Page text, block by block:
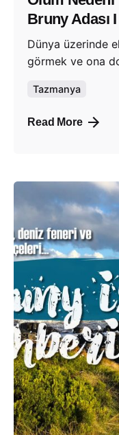
Bruny Adası
Dünya üzerinde
görmek ve ona
Tazmanya
Read More
Posted by